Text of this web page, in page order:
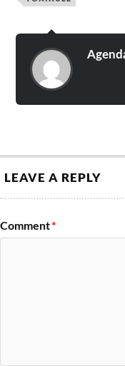
Recensurados
Censurados)
Process of Guilt
Balmog
Night in Gales
LEAVE A REPLY
Comment*